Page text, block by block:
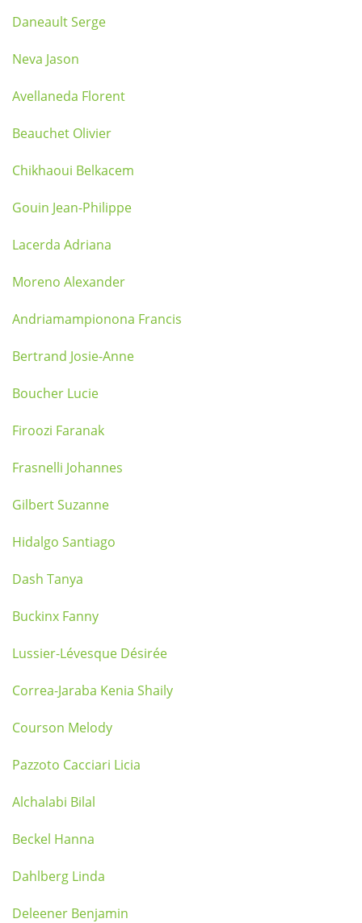
Daneault Serge
Neva Jason
Avellaneda Florent
Beauchet Olivier
Chikhaoui Belkacem
Gouin Jean-Philippe
Lacerda Adriana
Moreno Alexander
Andriamampionona Francis
Bertrand Josie-Anne
Boucher Lucie
Firoozi Faranak
Frasnelli Johannes
Gilbert Suzanne
Hidalgo Santiago
Dash Tanya
Buckinx Fanny
Lussier-Lévesque Désirée
Correa-Jaraba Kenia Shaily
Courson Melody
Pazzoto Cacciari Licia
Alchalabi Bilal
Beckel Hanna
Dahlberg Linda
Deleener Benjamin